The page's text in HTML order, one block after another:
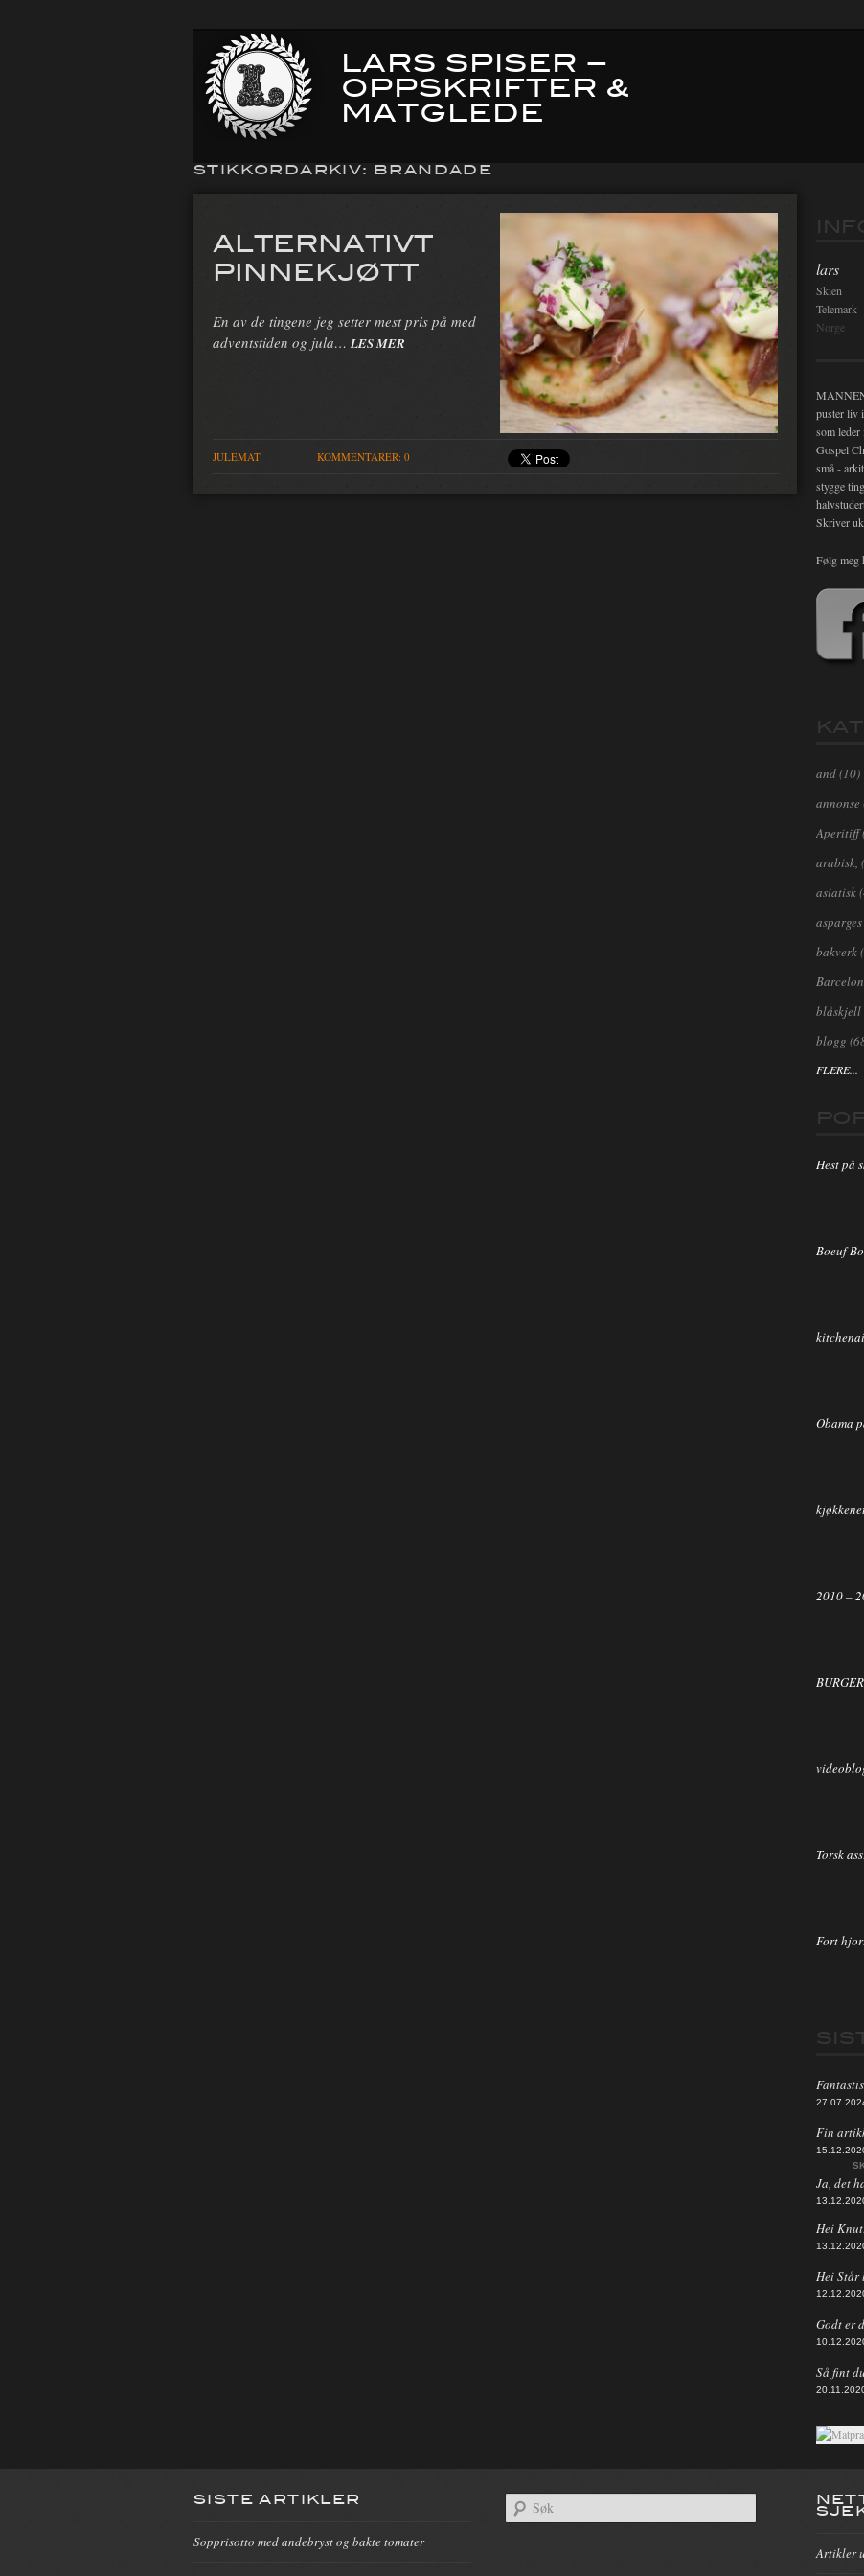
LARS SPISER –
OPPSKRIFTER &
MATGLEDE
STIKKORDARKIV: BRANDADE
ALTERNATIVT
PINNEKJØTT
En av de tingene jeg setter mest pris på med
adventstiden og jula… LES MER
JULEMAT KOMMENTARER: 0
lars
Skien
Telemark
Norge
puster liv
som leder
Gospel
små -
stygge
Skriver
Følg meg
and(10)
annonse
Aperitiff
arabisk,
asiatisk
asparges
bakverk
blåskjell
blogg
FLERE...
Hest på
Boeuf
Obama
2010 –
Torsk
Fort
Fin
Ja, det
Hei
Hei Står
Godt er
Så fint
SISTE ARTIKLER
Sopprisotto med andebryst og bakte tomater
Artikler